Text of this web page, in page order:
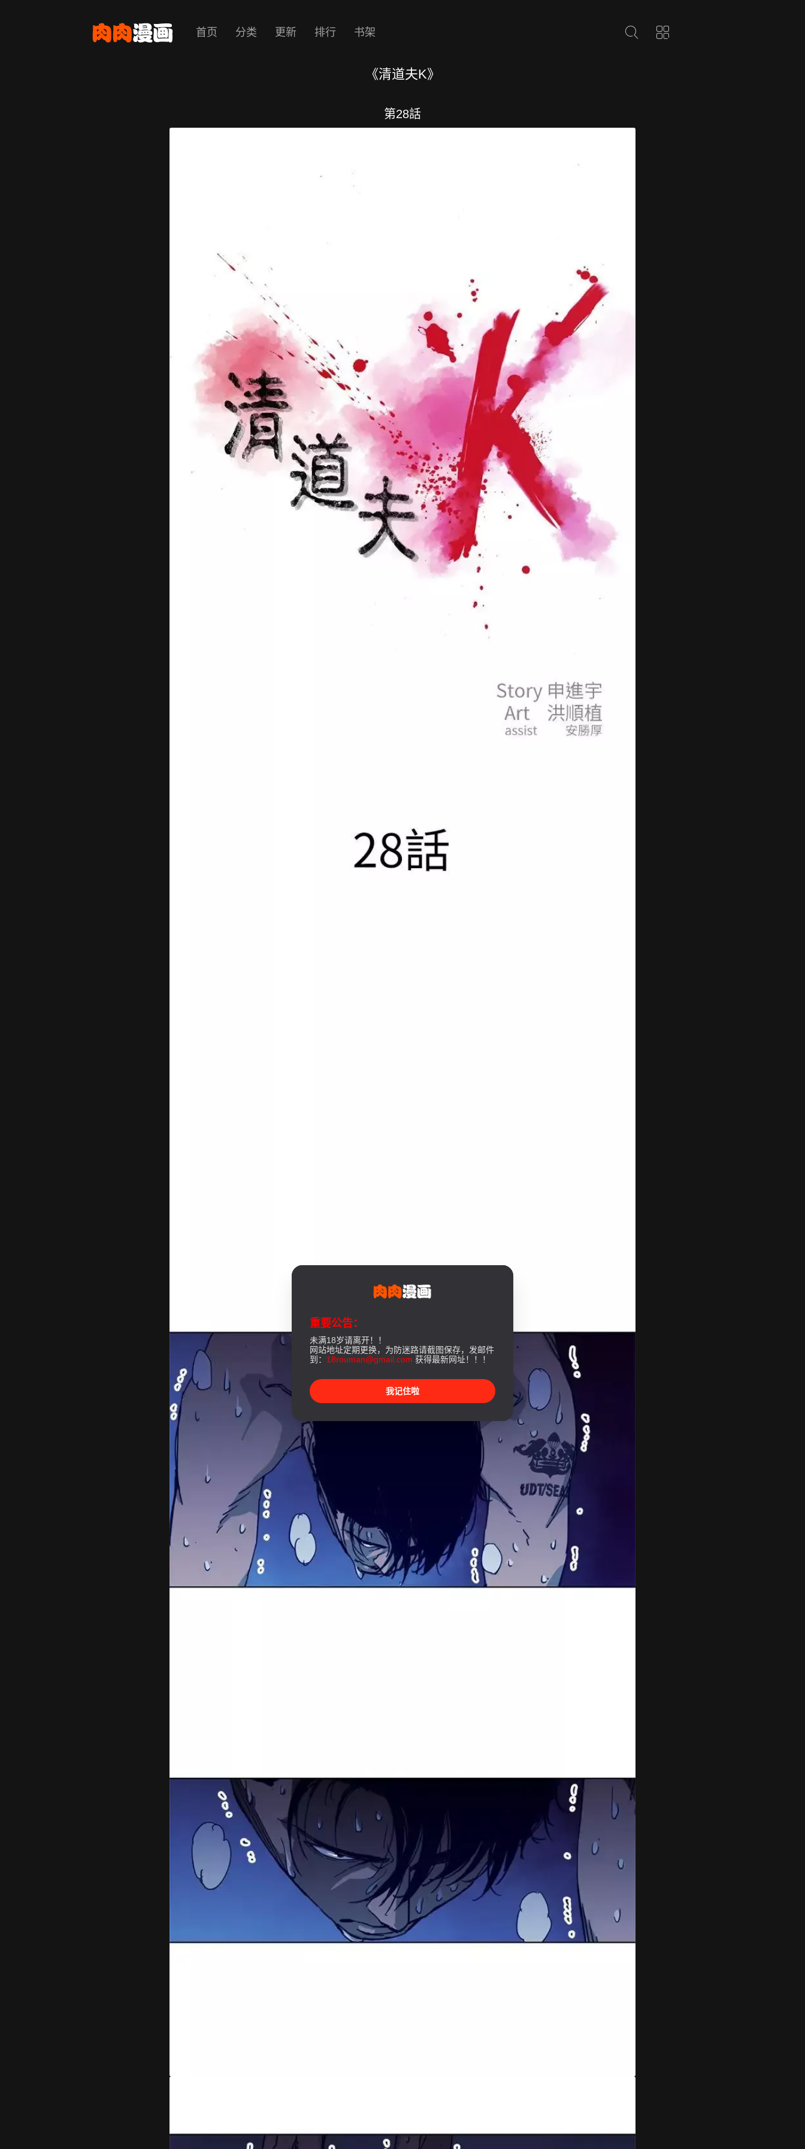
首页 分类 更新 排行 书架
《清道夫K》
第28話
重要公告：
未满18岁请离开！！
网站地址定期更换，为防迷路请截图保存，发邮件
到： 18rouman@gmail.com 获得最新网址！！！
我记住啦